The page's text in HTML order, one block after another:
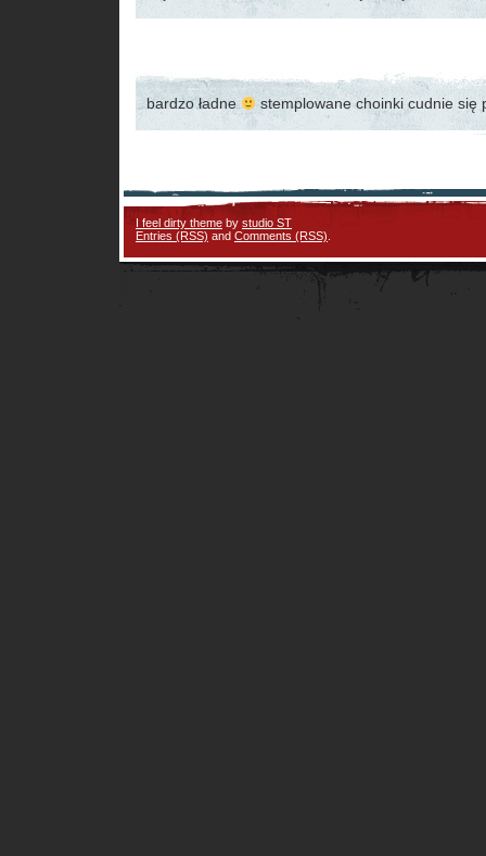
bardzo ładne stemplowane choinki cudnie się
I feel dirty theme by studio ST
Entries (RSS) and Comments (RSS)